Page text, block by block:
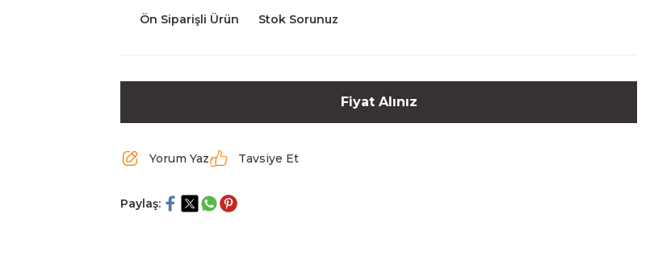
Ön Siparişli Ürün Stok Sorunuz
Fiyat Alınız
Yorum Yaz Tavsiye Et
Paylaş: